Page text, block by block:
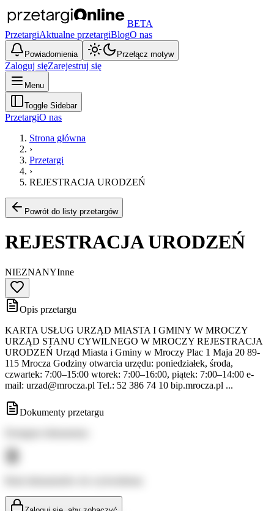
BETA
PrzetargiAktualne przetargiBlogO nas
Powiadomienia Przełącz motyw
Zaloguj sięZarejestruj się
Menu
Toggle Sidebar
PrzetargiO nas
Strona główna
›
Przetargi
›
REJESTRACJA URODZEŃ
Powrót do listy przetargów
REJESTRACJA URODZEŃ
NIEZNANYInne
Opis przetargu
KARTA USŁUG URZĄD MIASTA I GMINY W MROCZY
URZĄD STANU CYWILNEGO W MROCZY REJESTRACJA
URODZEŃ Urząd Miasta i Gminy w Mroczy Plac 1 Maja 20 89-
115 Mrocza Godziny otwarcia urzędu: poniedziałek, środa,
czwartek: 7:00–15:00 wtorek: 7:00–16:00, piątek: 7:00–14:00 e-
mail: urzad@mrocza.pl Tel.: 52 386 74 10 bip.mrocza.pl ...
Dokumenty przetargu